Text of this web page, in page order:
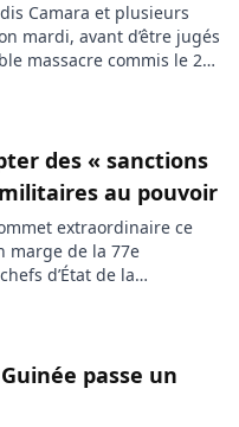
Camara et plusieurs
mardi, avant d’être jugés
massacre commis le 28
L’ancien dictateur,
des « sanctions
au pouvoir
extraordinaire ce
marge de la 77e
d’État de la
l’Afrique de l’ouest
batterie de «sanctions
passe un